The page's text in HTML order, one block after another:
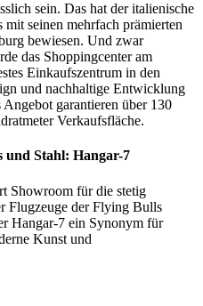
sein. Das hat der italienische
seinen mehrfach prämierten
bewiesen. Und zwar
das Shoppingcenter am
Einkaufszentrum in den
und nachhaltige Entwicklung
garantieren über 130
Verkaufsfläche.
und Stahl: Hangar-7
Showroom für die stetig
Flugzeuge der Flying Bulls
Hangar-7 ein Synonym für
Kunst und